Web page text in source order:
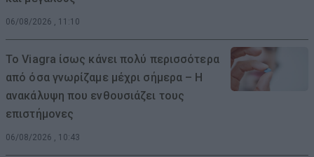
06/08/2026 , 11:10
Το Viagra ίσως κάνει πολύ περισσότερα
από όσα γνωρίζαμε μέχρι σήμερα – Η
ανακάλυψη που ενθουσιάζει τους
επιστήμονες
06/08/2026 , 10:43